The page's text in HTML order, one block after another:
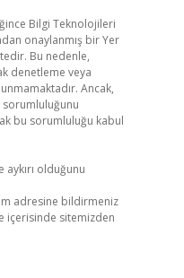
Bilgi Teknolojileri
onaylanmış bir Yer
Bu nedenle,
denetleme veya
Ancak,
sorumluluğunu
bu sorumluluğu kabul
olduğunu
adresine bildirmeniz
içerisinde sitemizden